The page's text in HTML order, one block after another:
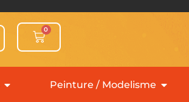
0
Peinture / Modelisme